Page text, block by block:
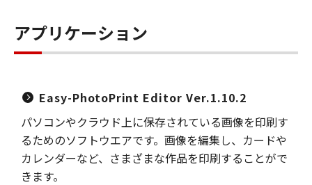
アプリケーション
Easy-PhotoPrint Editor Ver.1.10.2
パソコンやクラウド上に保存されている画像を印刷す
るためのソフトウエアです。画像を編集し、カードや
カレンダーなど、さまざまな作品を印刷することがで
きます。